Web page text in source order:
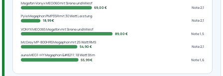
Megafon Vonyx MEG060 mit Sirene und Mikrof
69,00 €
Note 2,1
Pyle Megaphon PMP35R mit 30 Watt Leistung
18,99 €
Note 2,1
VONYX MEG065 Megafon mit Sirene und Mikrof
89,00 €
Note 1,5
McGrey MP-800HRS Megaphon mit 25 Watt RMS
54,90 €
Note 2,1
auna MEG1-HY Megaphon &#8211; 18 Watt Stim
55,99 €
Note 1,6